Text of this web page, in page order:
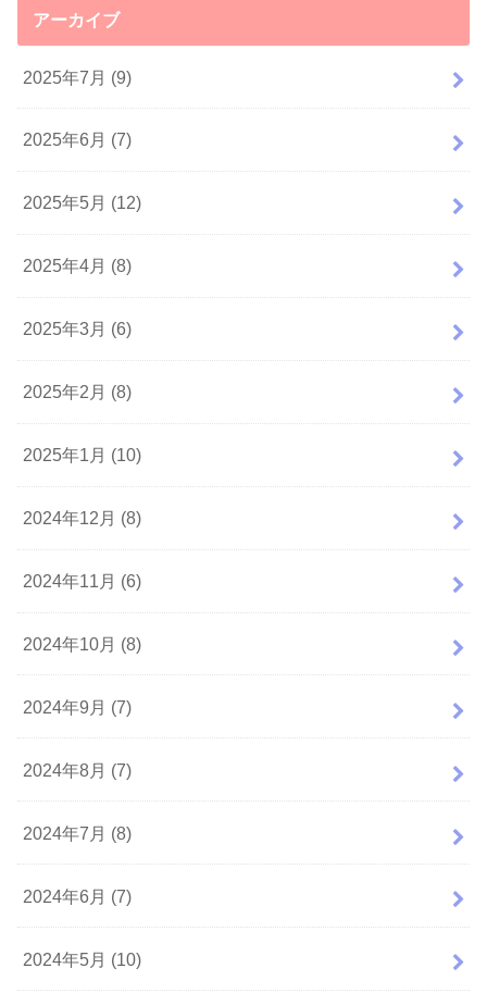
アーカイブ
2025年7月 (9)
2025年6月 (7)
2025年5月 (12)
2025年4月 (8)
2025年3月 (6)
2025年2月 (8)
2025年1月 (10)
2024年12月 (8)
2024年11月 (6)
2024年10月 (8)
2024年9月 (7)
2024年8月 (7)
2024年7月 (8)
2024年6月 (7)
2024年5月 (10)